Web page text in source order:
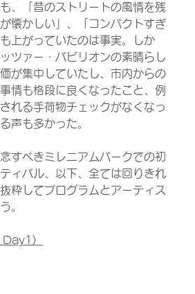
、「昔のストリートの風情を残
懐かしい」、「コンパクトすぎ
上がっていたのは事実。しか
ツァー・パビリオンの素晴らし
が集中していたし、市内からの
情も格段に良くなったこと、例
れる手荷物チェックがなくなっ
声も多かった。
すべきミレニアムパークでの初
ィバル、以下、全ては回りきれ
粋してプログラムとアーティス
。
）